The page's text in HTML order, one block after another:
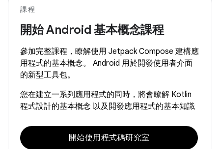
課程
開始 Android 基本概念課程
參加完整課程，瞭解使用 Jetpack Compose 建構應
用程式的基本概念。 Android 用於開發使用者介面
的新型工具包。
您在建立一系列應用程式的同時，將會瞭解 Kotlin
程式設計的基本概念 以及開發應用程式的基本知識
開始使用程式碼研究室